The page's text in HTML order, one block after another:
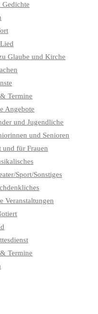
Gedichte
Glaube und Kirche
Termine
Angebote
und Jugendliche
und Senioren
und für Frauen
Sport/Sonstiges
Veranstaltungen
Termine